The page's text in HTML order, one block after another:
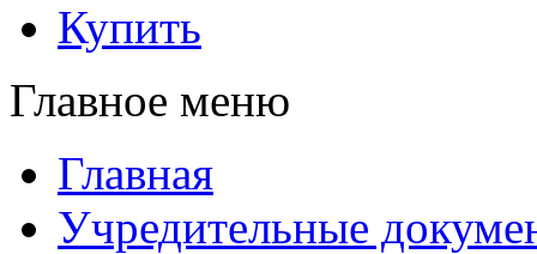
Купить
Главное меню
Главная
Учредительные